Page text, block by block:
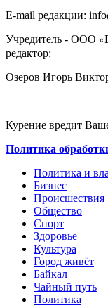
E-mail редакции:
Учредитель - ООО «
редактор:
Озеров Игорь
Курение вредит
Политика
Политика и
Бизнес
Происшествия
Общество
Cпорт
Здоровье
Культура
Город живёт
Байкал
Чайный путь
Политика